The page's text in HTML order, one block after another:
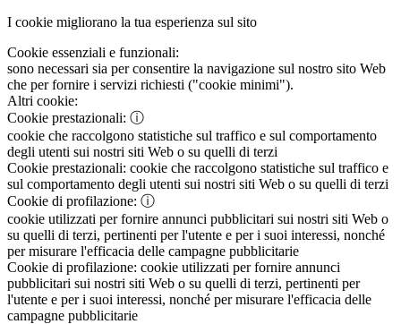
I cookie migliorano la tua esperienza sul sito
Cookie essenziali e funzionali:
sono necessari sia per consentire la navigazione sul nostro sito Web
che per fornire i servizi richiesti ("cookie minimi").
Altri cookie:
Cookie prestazionali: ⓘ
cookie che raccolgono statistiche sul traffico e sul comportamento
degli utenti sui nostri siti Web o su quelli di terzi
Cookie prestazionali: cookie che raccolgono statistiche sul traffico e
sul comportamento degli utenti sui nostri siti Web o su quelli di terzi
Cookie di profilazione: ⓘ
cookie utilizzati per fornire annunci pubblicitari sui nostri siti Web o
su quelli di terzi, pertinenti per l'utente e per i suoi interessi, nonché
per misurare l'efficacia delle campagne pubblicitarie
Cookie di profilazione: cookie utilizzati per fornire annunci
pubblicitari sui nostri siti Web o su quelli di terzi, pertinenti per
l'utente e per i suoi interessi, nonché per misurare l'efficacia delle
campagne pubblicitarie